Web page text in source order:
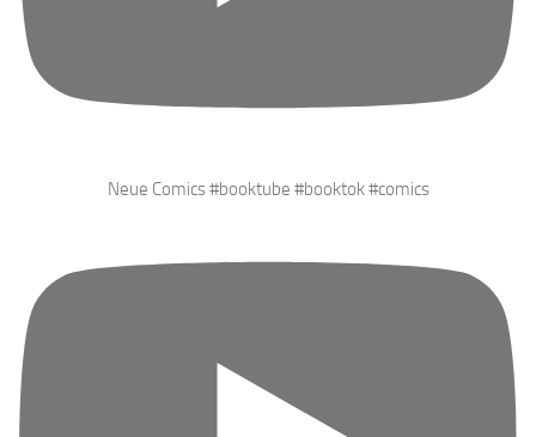
Neue Comics #booktube #booktok #comics